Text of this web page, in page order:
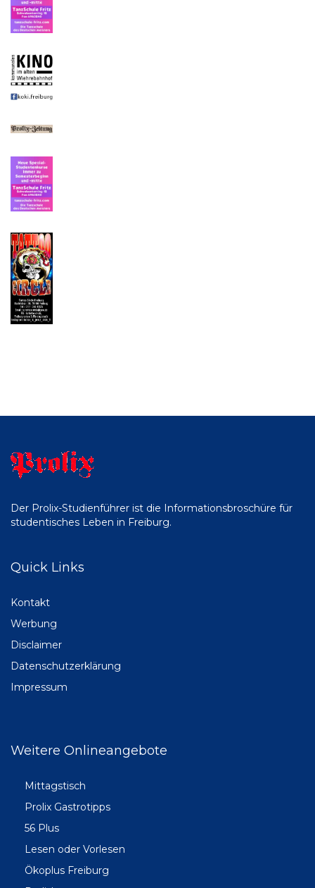
Der Prolix-Studienführer ist die Informationsbroschüre für
studentisches Leben in Freiburg.
Quick Links
Kontakt
Werbung
Disclaimer
Datenschutzerklärung
Impressum
Weitere Onlineangebote
Mittagstisch
Prolix Gastrotipps
56 Plus
Lesen oder Vorlesen
Ökoplus Freiburg